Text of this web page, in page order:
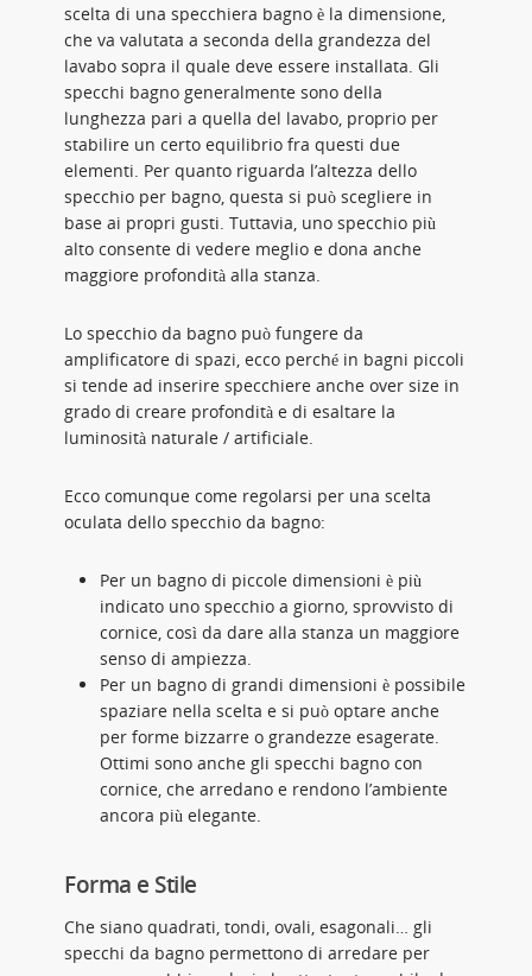
scelta di una specchiera bagno è la dimensione,
che va valutata a seconda della grandezza del
lavabo sopra il quale deve essere installata. Gli
specchi bagno generalmente sono della
lunghezza pari a quella del lavabo, proprio per
stabilire un certo equilibrio fra questi due
elementi. Per quanto riguarda l’altezza dello
specchio per bagno, questa si può scegliere in
base ai propri gusti. Tuttavia, uno specchio più
alto consente di vedere meglio e dona anche
maggiore profondità alla stanza.
Lo specchio da bagno può fungere da
amplificatore di spazi, ecco perché in bagni piccoli
si tende ad inserire specchiere anche over size in
grado di creare profondità e di esaltare la
luminosità naturale / artificiale.
Ecco comunque come regolarsi per una scelta
oculata dello specchio da bagno:
Per un bagno di piccole dimensioni è più
indicato uno specchio a giorno, sprovvisto di
cornice, così da dare alla stanza un maggiore
senso di ampiezza.
Per un bagno di grandi dimensioni è possibile
spaziare nella scelta e si può optare anche
per forme bizzarre o grandezze esagerate.
Ottimi sono anche gli specchi bagno con
cornice, che arredano e rendono l’ambiente
ancora più elegante.
Forma e Stile
Che siano quadrati, tondi, ovali, esagonali… gli
specchi da bagno permettono di arredare per